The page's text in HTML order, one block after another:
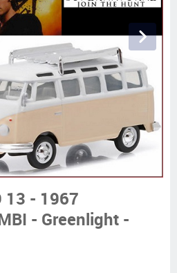
13 - 1967
- Greenlight -